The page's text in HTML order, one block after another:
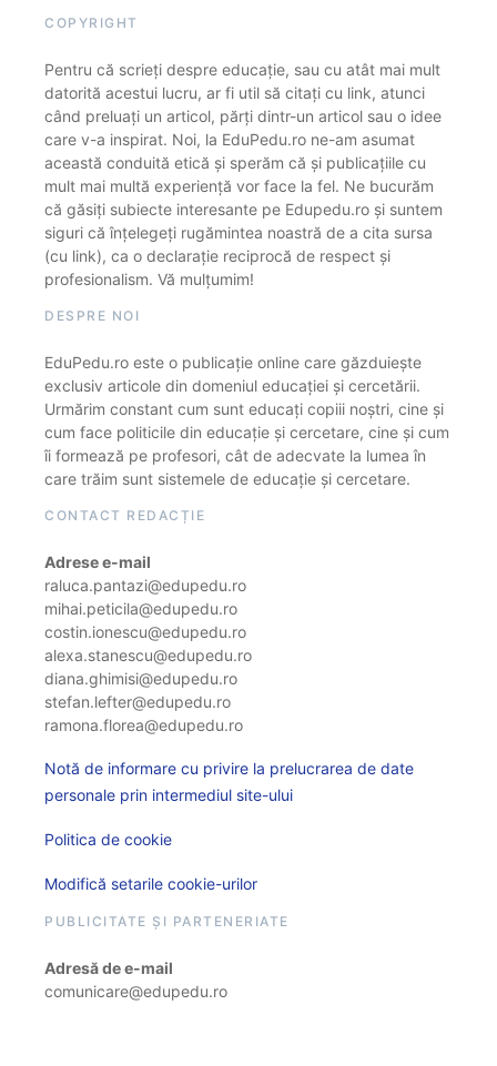
COPYRIGHT
Pentru că scrieți despre educație, sau cu atât mai mult
datorită acestui lucru, ar fi util să citați cu link, atunci
când preluați un articol, părți dintr-un articol sau o idee
care v-a inspirat. Noi, la EduPedu.ro ne-am asumat
această conduită etică și sperăm că și publicațiile cu
mult mai multă experiență vor face la fel. Ne bucurăm
că găsiți subiecte interesante pe Edupedu.ro și suntem
siguri că înțelegeți rugămintea noastră de a cita sursa
(cu link), ca o declarație reciprocă de respect și
profesionalism. Vă mulțumim!
DESPRE NOI
EduPedu.ro este o publicație online care găzduiește
exclusiv articole din domeniul educației și cercetării.
Urmărim constant cum sunt educați copiii noștri, cine și
cum face politicile din educație și cercetare, cine și cum
îi formează pe profesori, cât de adecvate la lumea în
care trăim sunt sistemele de educație și cercetare.
CONTACT REDACȚIE
Adrese e-mail
raluca.pantazi@edupedu.ro
mihai.peticila@edupedu.ro
costin.ionescu@edupedu.ro
alexa.stanescu@edupedu.ro
diana.ghimisi@edupedu.ro
stefan.lefter@edupedu.ro
ramona.florea@edupedu.ro
Notă de informare cu privire la prelucrarea de date
personale prin intermediul site-ului
Politica de cookie
Modifică setarile cookie-urilor
PUBLICITATE ȘI PARTENERIATE
Adresă de e-mail
comunicare@edupedu.ro